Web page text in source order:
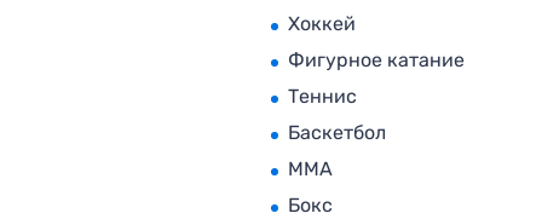
Хоккей
Фигурное катание
Теннис
Баскетбол
MMA
Бокс